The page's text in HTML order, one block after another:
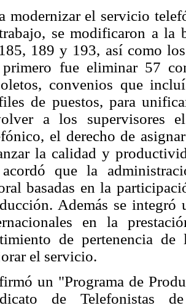
modernizar el servicio
se modificaron a la
189 y 193, así como
fue eliminar 57
convenios que
de puestos, para
a los supervisores
el derecho de
la calidad y
que la
basadas en la
Además se integró
en la
de pertenencia
el servicio.
un "Programa de
de Telefonistas